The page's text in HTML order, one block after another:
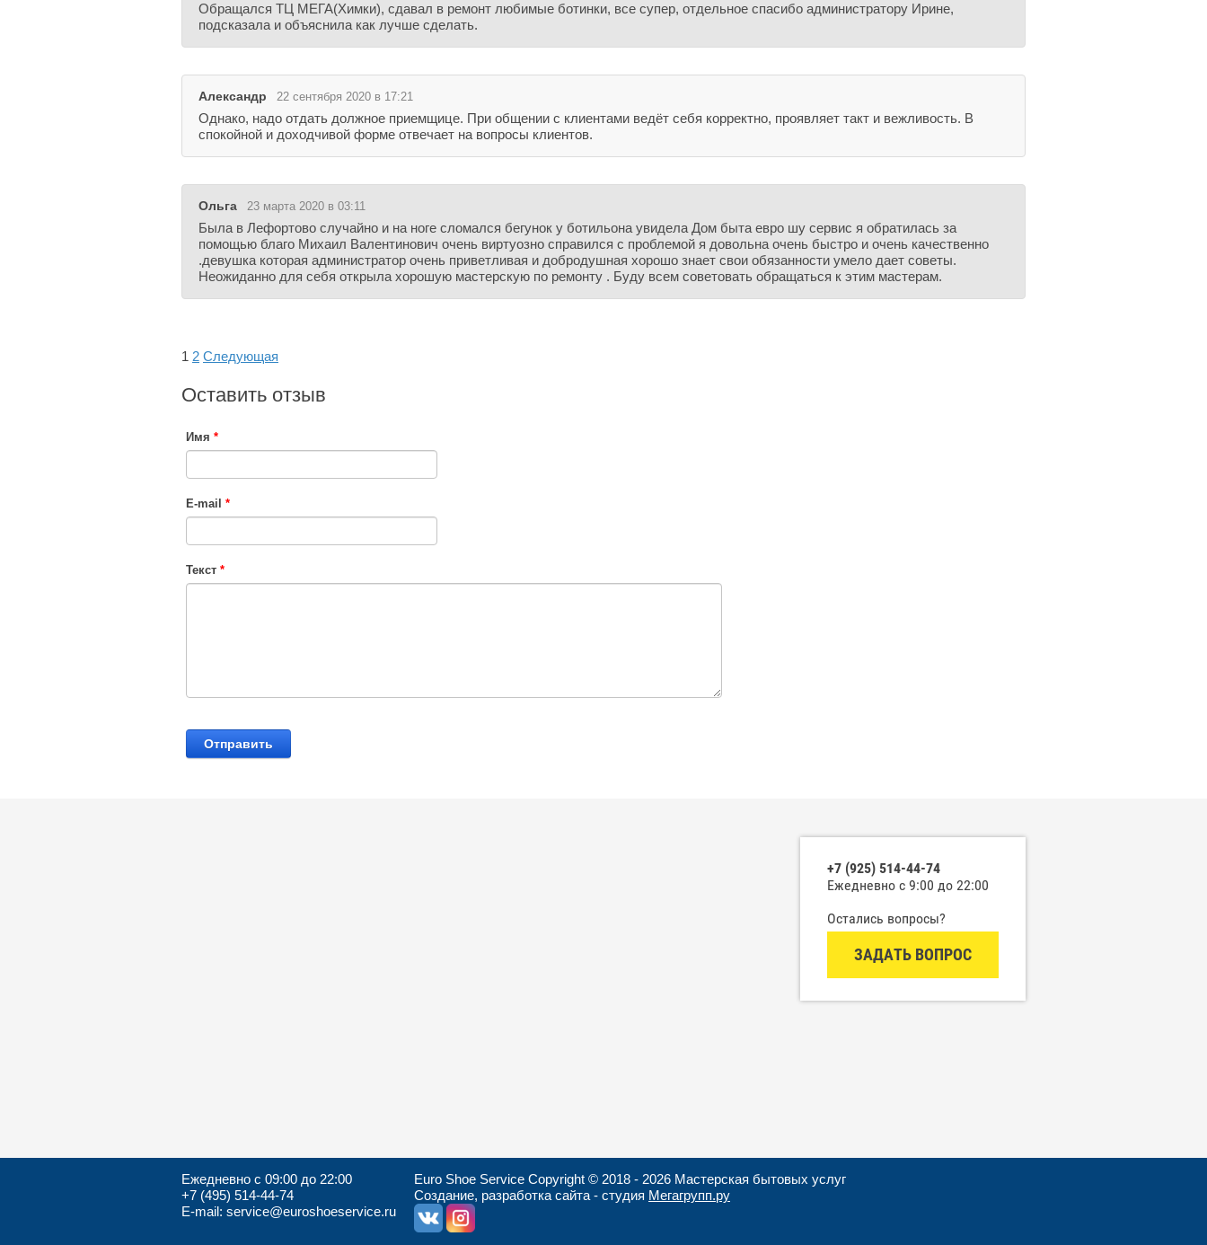
Обращался ТЦ МЕГА(Химки), сдавал в ремонт любимые ботинки, все супер, отдельное спасибо администратору Ирине,
подсказала и объяснила как лучше сделать.
Александр 22 сентября 2020 в 17:21
Однако, надо отдать должное приемщице. При общении с клиентами ведёт себя корректно, проявляет такт и вежливость. В
спокойной и доходчивой форме отвечает на вопросы клиентов.
Ольга 23 марта 2020 в 03:11
Была в Лефортово случайно и на ноге сломался бегунок у ботильона увидела Дом быта евро шу сервис я обратилась за
помощью благо Михаил Валентинович очень виртуозно справился с проблемой я довольна очень быстро и очень качественно
.девушка которая администратор очень приветливая и добродушная хорошо знает свои обязанности умело дает советы.
Неожиданно для себя открыла хорошую мастерскую по ремонту . Буду всем советовать обращаться к этим мастерам.
1 2 Следующая
Оставить отзыв
Имя *
E-mail *
Текст *
+7 (925) 514-44-74
Ежедневно с 9:00 до 22:00
Остались вопросы?
ЗАДАТЬ ВОПРОС
Ежедневно с 09:00 до 22:00
+7 (495) 514-44-74
Е-mail: service@euroshoeservice.ru
Euro Shoe Service Copyright © 2018 - 2026 Мастерская бытовых услуг
Создание, разработка сайта - студия Мегагрупп.ру